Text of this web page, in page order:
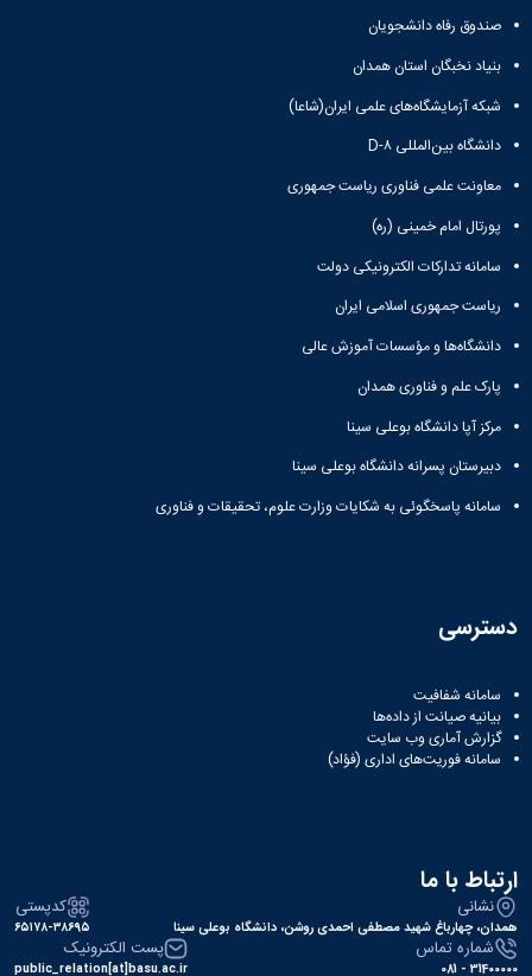
صندوق رفاه دانشجویان
بنیاد نخبگان استان همدان
شبکه آزمایشگاه‌های علمی ایران(شاعا)
دانشگاه بین‌المللی D-۸
معاونت علمی فناوری ریاست جمهوری
پورتال امام خمینی (ره)
سامانه تدارکات الکترونیکی دولت
ریاست جمهوری اسلامی ایران
دانشگاه‌ها و مؤسسات آموزش عالی
پارک علم و فناوری همدان
مرکز آپا دانشگاه بوعلی سینا
دبیرستان پسرانه دانشگاه بوعلی سینا
سامانه پاسخگوئی به شکایات وزارت علوم، تحقیقات و فناوری
دسترسی
سامانه شفافیت
بیانیه صیانت از داده‌ها
گزارش آماری وب‌ سایت
سامانه فوریت‌های اداری (فؤاد)
ارتباط با ما
نشانی
همدان، چهارباغ شهید مصطفی احمدی روشن، دانشگاه بوعلی سینا
کدپستی
۶۵۱۷۸-۳۸۶۹۵
شماره تماس
31400000 - 081
پست الکترونیک
public_relation[at]basu.ac.ir